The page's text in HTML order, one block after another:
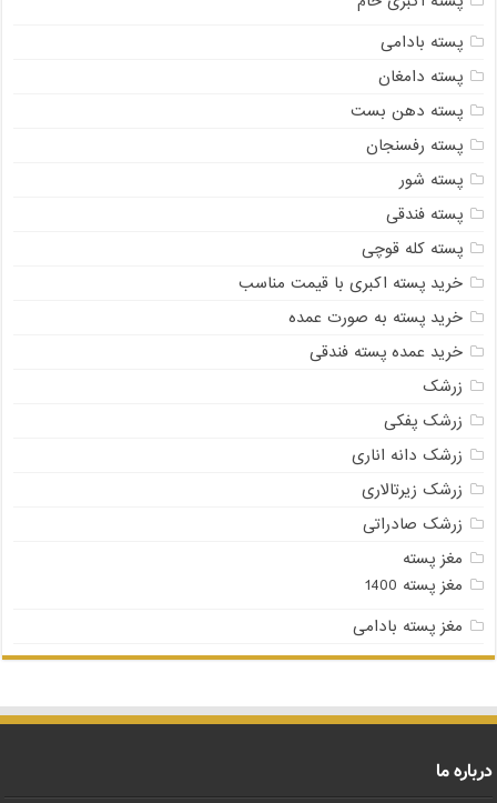
پسته بادامی
پسته دامغان
پسته دهن بست
پسته رفسنجان
پسته شور
پسته فندقی
پسته کله قوچی
خرید پسته اکبری با قیمت مناسب
خرید پسته به صورت عمده
خرید عمده پسته فندقی
زرشک
زرشک پفکی
زرشک دانه اناری
زرشک زیرتالاری
زرشک صادراتی
مغز پسته
مغز پسته 1400
مغز پسته بادامی
درباره ما